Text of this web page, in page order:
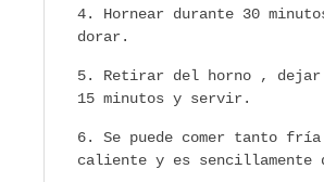
Hornear durante 30
dorar.
Retirar del horno , dejar
15 minutos y servir.
Se puede comer tanto fría
caliente y es